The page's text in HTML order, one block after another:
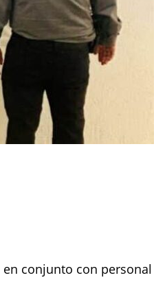
en conjunto con personal